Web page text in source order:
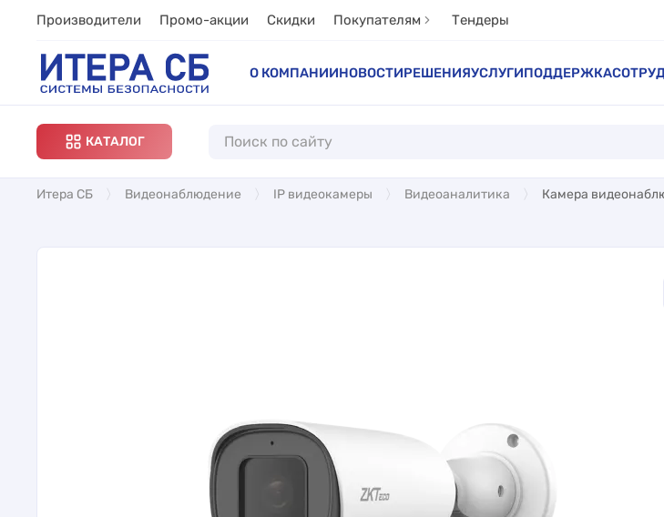
Производители Промо-акции Скидки Покупателям Тендеры
О КОМПАНИИНОВОСТИРЕШЕНИЯУСЛУГИПОДДЕРЖКА
КАТАЛОГ
Итера СБ Видеонаблюдение IP видеокамеры Видеоаналитика Камера